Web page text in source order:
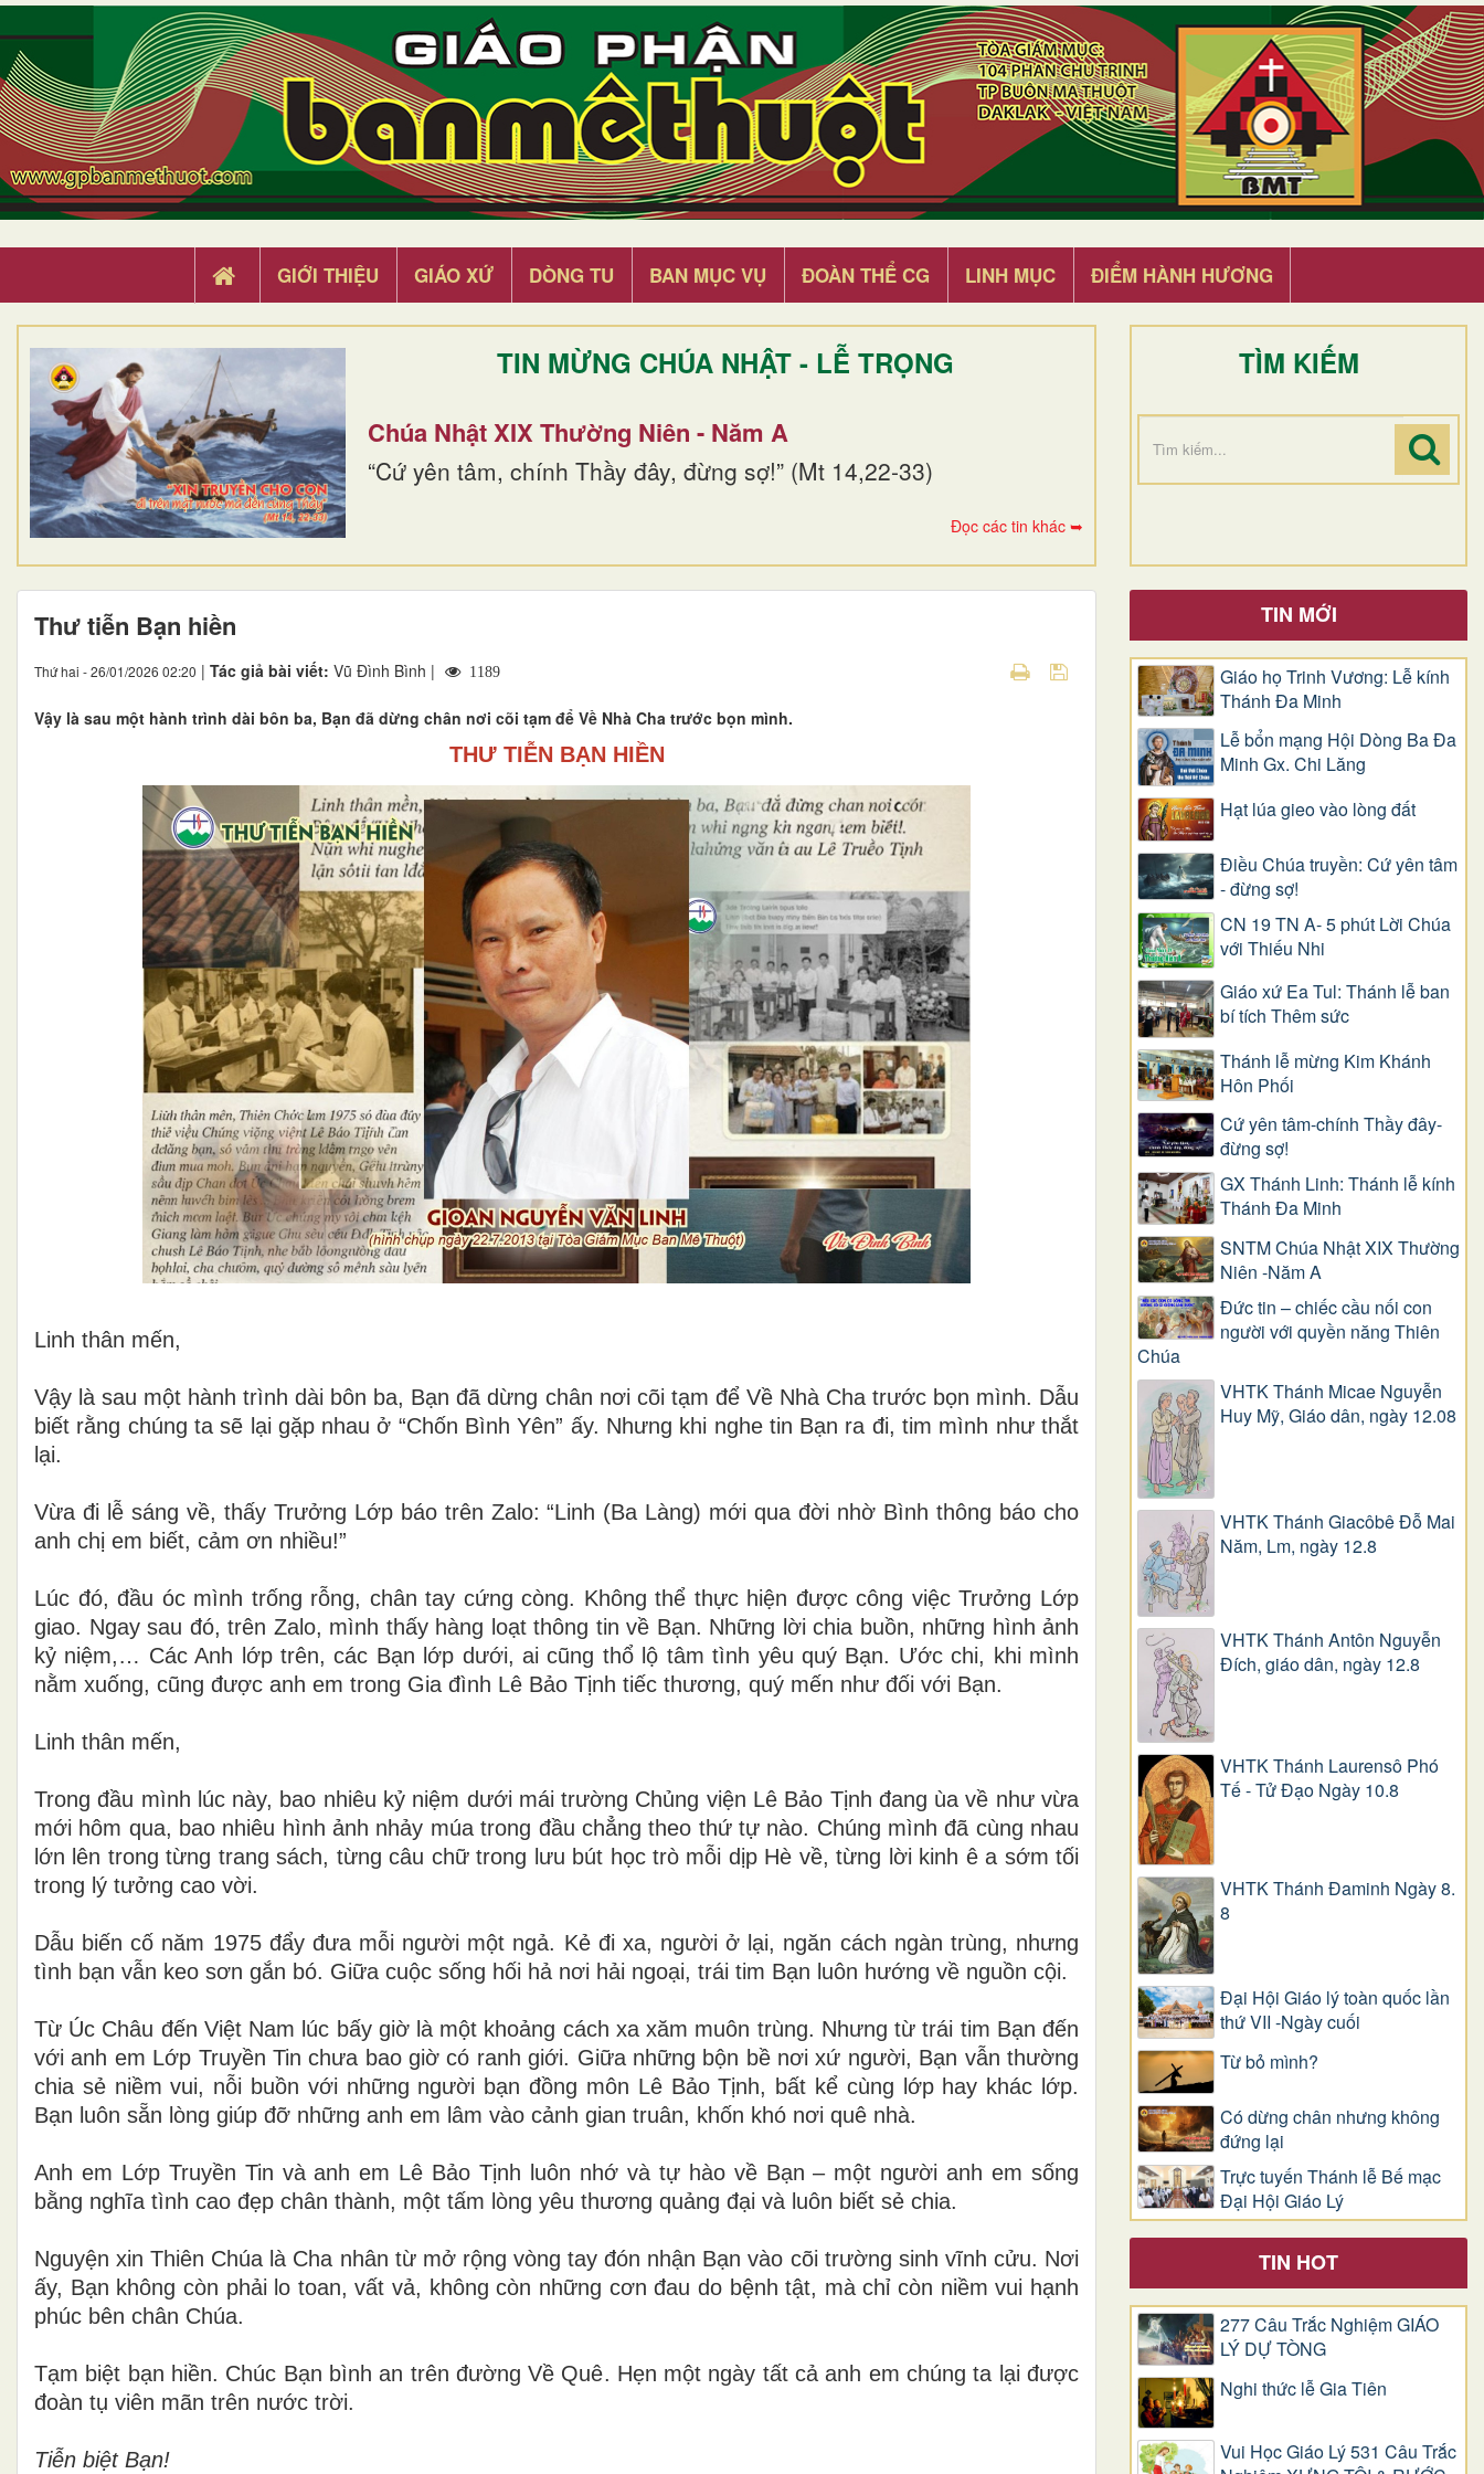
GIỚI THIỆU GIÁO XỨ DÒNG TU BAN MỤC VỤ ĐOÀN THỂ CG LINH MỤC ĐIỂM HÀNH HƯƠNG
TIN MỪNG CHÚA NHẬT - LỄ TRỌNG
Chúa Nhật XIX Thường Niên - Năm A
“Cứ yên tâm, chính Thầy đây, đừng sợ!” (Mt 14,22-33)
Đọc các tin khác ➥
TÌM KIẾM
Thư tiễn Bạn hiền
Thứ hai - 26/01/2026 02:20 | Tác giả bài viết: Vũ Đình Bình | 1189
Vậy là sau một hành trình dài bôn ba, Bạn đã dừng chân nơi cõi tạm để Về Nhà Cha trước bọn mình.
THƯ TIỄN BẠN HIỀN
Linh thân mến,
Vậy là sau một hành trình dài bôn ba, Bạn đã dừng chân nơi cõi tạm để Về Nhà Cha trước bọn mình. Dẫu
biết rằng chúng ta sẽ lại gặp nhau ở “Chốn Bình Yên” ấy. Nhưng khi nghe tin Bạn ra đi, tim mình như thắt
lại.
Vừa đi lễ sáng về, thấy Trưởng Lớp báo trên Zalo: “Linh (Ba Làng) mới qua đời nhờ Bình thông báo cho
anh chị em biết, cảm ơn nhiều!”
Lúc đó, đầu óc mình trống rỗng, chân tay cứng còng. Không thể thực hiện được công việc Trưởng Lớp
giao. Ngay sau đó, trên Zalo, mình thấy hàng loạt thông tin về Bạn. Những lời chia buồn, những hình ảnh
kỷ niệm,… Các Anh lớp trên, các Bạn lớp dưới, ai cũng thổ lộ tâm tình yêu quý Bạn. Ước chi, khi mình
nằm xuống, cũng được anh em trong Gia đình Lê Bảo Tịnh tiếc thương, quý mến như đối với Bạn.
Linh thân mến,
Trong đầu mình lúc này, bao nhiêu kỷ niệm dưới mái trường Chủng viện Lê Bảo Tịnh đang ùa về như vừa
mới hôm qua, bao nhiêu hình ảnh nhảy múa trong đầu chẳng theo thứ tự nào. Chúng mình đã cùng nhau
lớn lên trong từng trang sách, từng câu chữ trong lưu bút học trò mỗi dịp Hè về, từng lời kinh ê a sớm tối
trong lý tưởng cao vời.
Dẫu biến cố năm 1975 đẩy đưa mỗi người một ngả. Kẻ đi xa, người ở lại, ngăn cách ngàn trùng, nhưng
tình bạn vẫn keo sơn gắn bó. Giữa cuộc sống hối hả nơi hải ngoại, trái tim Bạn luôn hướng về nguồn cội.
Từ Úc Châu đến Việt Nam lúc bấy giờ là một khoảng cách xa xăm muôn trùng. Nhưng từ trái tim Bạn đến
với anh em Lớp Truyền Tin chưa bao giờ có ranh giới. Giữa những bộn bề nơi xứ người, Bạn vẫn thường
chia sẻ niềm vui, nỗi buồn với những người bạn đồng môn Lê Bảo Tịnh, bất kể cùng lớp hay khác lớp.
Bạn luôn sẵn lòng giúp đỡ những anh em lâm vào cảnh gian truân, khốn khó nơi quê nhà.
Anh em Lớp Truyền Tin và anh em Lê Bảo Tịnh luôn nhớ và tự hào về Bạn – một người anh em sống
bằng nghĩa tình cao đẹp chân thành, một tấm lòng yêu thương quảng đại và luôn biết sẻ chia.
Nguyện xin Thiên Chúa là Cha nhân từ mở rộng vòng tay đón nhận Bạn vào cõi trường sinh vĩnh cửu. Nơi
ấy, Bạn không còn phải lo toan, vất vả, không còn những cơn đau do bệnh tật, mà chỉ còn niềm vui hạnh
phúc bên chân Chúa.
Tạm biệt bạn hiền. Chúc Bạn bình an trên đường Về Quê. Hẹn một ngày tất cả anh em chúng ta lại được
đoàn tụ viên mãn trên nước trời.
Tiễn biệt Bạn!
TIN MỚI
Giáo họ Trinh Vương: Lễ kính
Thánh Đa Minh
Lễ bổn mạng Hội Dòng Ba Đa
Minh Gx. Chi Lăng
Hạt lúa gieo vào lòng đất
Điều Chúa truyền: Cứ yên tâm
- đừng sợ!
CN 19 TN A- 5 phút Lời Chúa
với Thiếu Nhi
Giáo xứ Ea Tul: Thánh lễ ban
bí tích Thêm sức
Thánh lễ mừng Kim Khánh
Hôn Phối
Cứ yên tâm-chính Thầy đây-
đừng sợ!
GX Thánh Linh: Thánh lễ kính
Thánh Đa Minh
SNTM Chúa Nhật XIX Thường
Niên -Năm A
Đức tin – chiếc cầu nối con
người với quyền năng Thiên
Chúa
VHTK Thánh Micae Nguyễn
Huy Mỹ, Giáo dân, ngày 12.08
VHTK Thánh Giacôbê Ðỗ Mai
Năm, Lm, ngày 12.8
VHTK Thánh Antôn Nguyễn
Ðích, giáo dân, ngày 12.8
VHTK Thánh Laurensô Phó
Tế - Tử Đạo Ngày 10.8
VHTK Thánh Đaminh Ngày 8.
8
Đại Hội Giáo lý toàn quốc lần
thứ VII -Ngày cuối
Từ bỏ mình?
Có dừng chân nhưng không
đứng lại
Trực tuyến Thánh lễ Bế mạc
Đại Hội Giáo Lý
TIN HOT
277 Câu Trắc Nghiệm GIÁO
LÝ DỰ TÒNG
Nghi thức lễ Gia Tiên
Vui Học Giáo Lý 531 Câu Trắc